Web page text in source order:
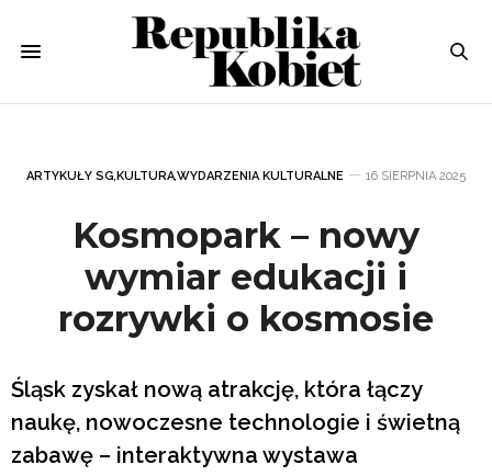
ARTYKUŁY SG,KULTURA,WYDARZENIA KULTURALNE 16 SIERPNIA 2025
Kosmopark – nowy
wymiar edukacji i
rozrywki o kosmosie
Śląsk zyskał nową atrakcję, która łączy
naukę, nowoczesne technologie i świetną
zabawę – interaktywna wystawa